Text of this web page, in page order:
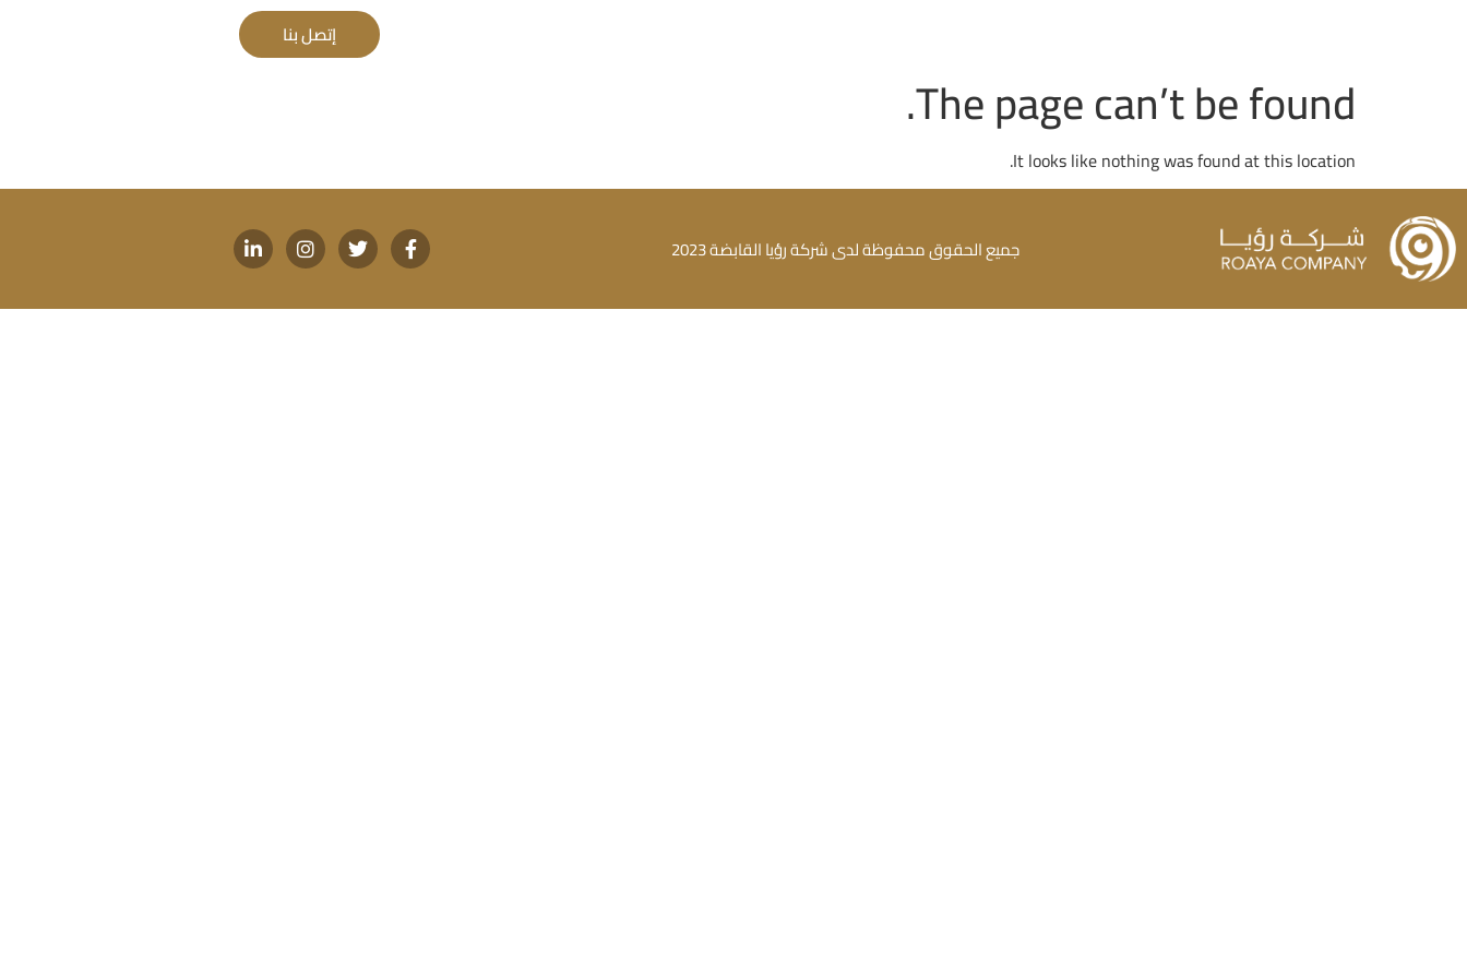
إتصل بنا
The page can’t be found.
It looks like nothing was found at this location.
جميع الحقوق محفوظة لدى شركة رؤيا القابضة 2023